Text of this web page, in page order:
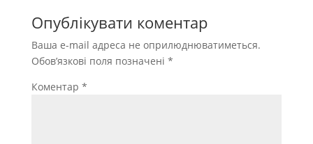
Опублікувати коментар
Ваша e-mail адреса не оприлюднюватиметься.
Обов’язкові поля позначені *
Коментар *